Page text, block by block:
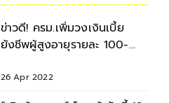
ข่าวดี! ครม.เพิ่มวงเงินเบี้ย
ยังชีพผู้สูงอายุรายละ 100-
26 Apr 2022